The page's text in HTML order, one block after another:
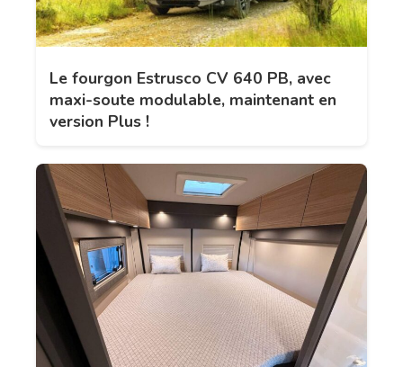
Le fourgon Estrusco CV 640 PB, avec
maxi-soute modulable, maintenant en
version Plus !